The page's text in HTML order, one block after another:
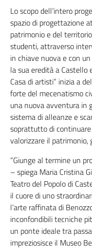
Lo scopo dell’intero
spazio di progettazione
patrimonio e del
studenti, attraverso
in chiave nuova e con
la sua eredità a Castello
Casa di artisti” inizia a
forte del mecenatismo
una nuova avventura in
sistema di alleanze e
soprattutto di
valorizzare il patrimonio,
“Giunge al termine un
– spiega Maria Cristina
Teatro del Popolo di
il cuore di uno
l’arte raffinata di
inconfondibili tecniche
un ponte ideale tra
impreziosisce il Museo